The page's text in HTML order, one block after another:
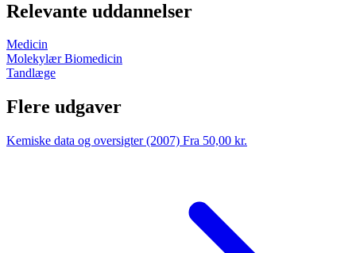
Relevante uddannelser
Medicin
Molekylær Biomedicin
Tandlæge
Flere udgaver
Kemiske data og oversigter (2007) Fra 50,00 kr.